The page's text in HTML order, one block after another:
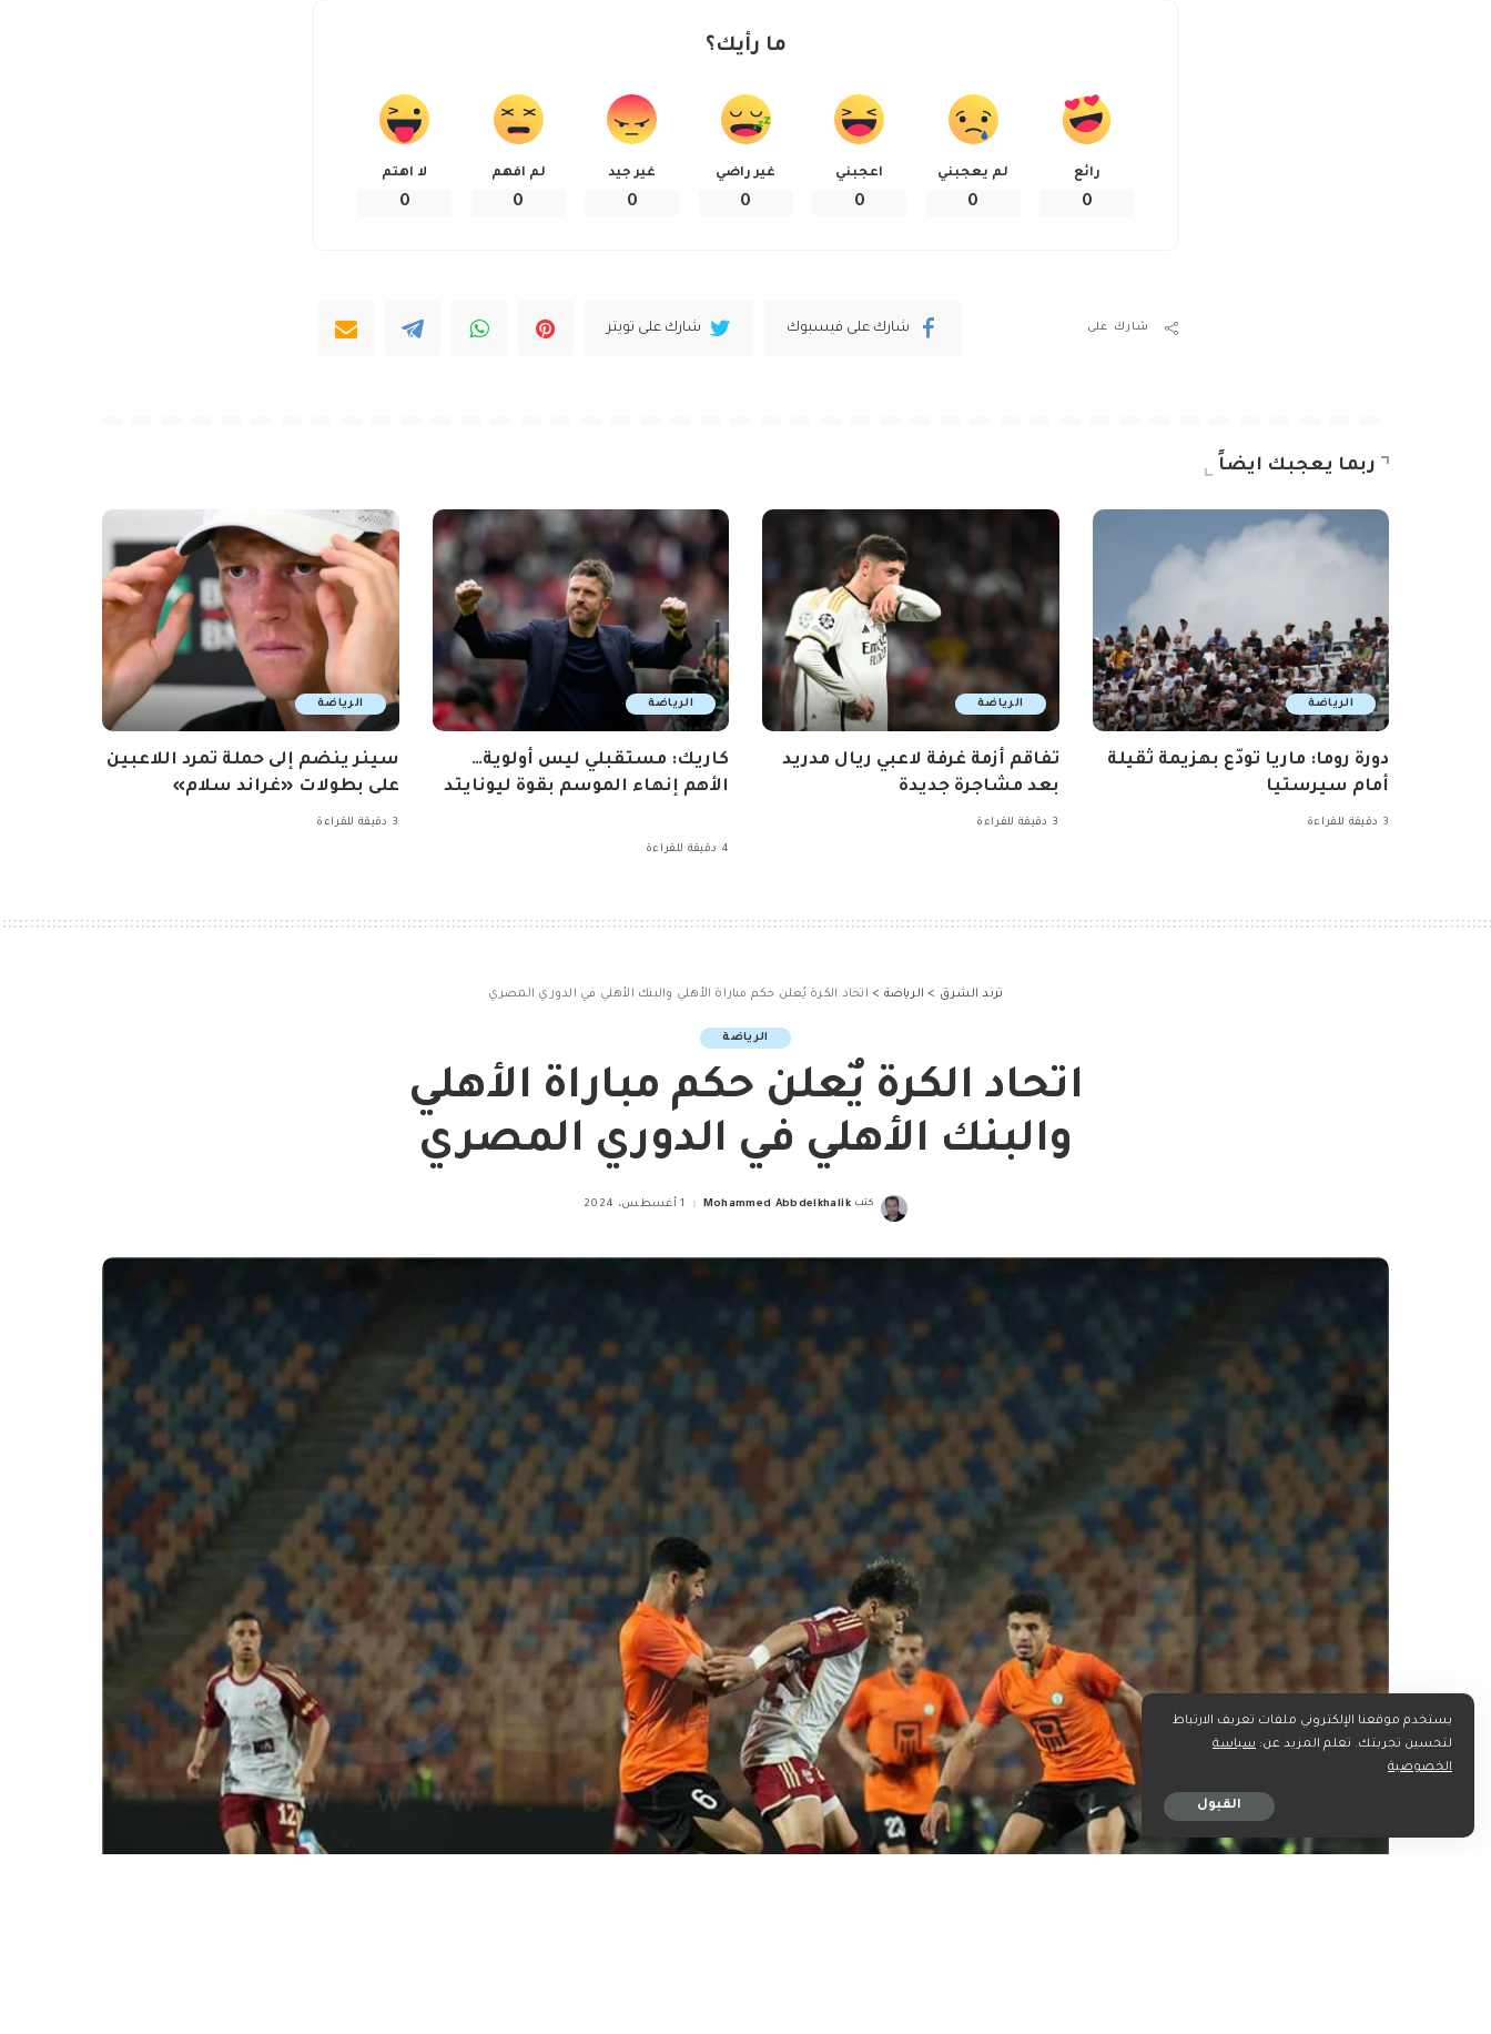
ما رأيك؟
رائع
0
لم يعجبني
0
اعجبني
0
غير راضي
0
غير جيد
0
لم افهم
0
لا اهتم
0
شارك على شارك على فيسبوك شارك على تويتر
ربما يعجبك ايضاً
الرياضة
دورة روما: ماريا تودّع بهزيمة ثقيلة
أمام سيرستيا
3 دقيقة للقراءة
الرياضة
تفاقم أزمة غرفة لاعبي ريال مدريد
بعد مشاجرة جديدة
3 دقيقة للقراءة
الرياضة
كاريك: مستقبلي ليس أولوية…
الأهم إنهاء الموسم بقوة ليونايتد
4 دقيقة للقراءة
الرياضة
سينر ينضم إلى حملة تمرد اللاعبين
على بطولات «غراند سلام»
3 دقيقة للقراءة
ترند الشرق > الرياضة > اتحاد الكرة يٌعلن حكم مباراة الأهلي والبنك الأهلي في الدوري المصري
الرياضة
اتحاد الكرة يٌعلن حكم مباراة الأهلي
والبنك الأهلي في الدوري المصري
Posted
كتب Mohammed Abbdelkhalik 1 أغسطس، 2024
يستخدم موقعنا الإلكتروني ملفات تعريف الارتباط
لتحسين تجربتك. تعلم المزيد عن: سياسة
الخصوصية
القبول